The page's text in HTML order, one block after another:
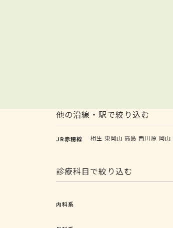
他の沿線・駅で絞り込む
JR赤穂線 相生 東岡山 高島 西川原 岡山
診療科目で絞り込む
内科系